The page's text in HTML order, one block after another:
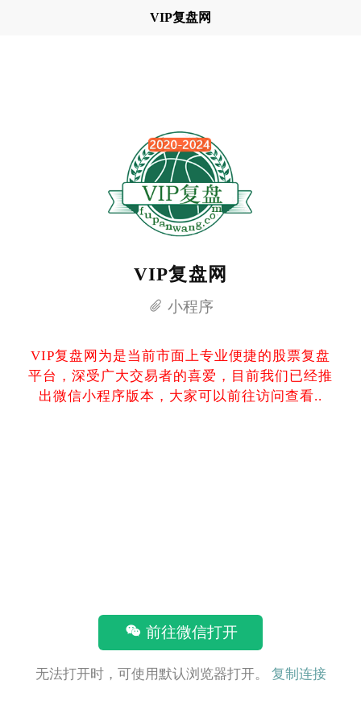
VIP复盘网
VIP复盘网
小程序
VIP复盘网为是当前市面上专业便捷的股票复盘
平台，深受广大交易者的喜爱，目前我们已经推
出微信小程序版本，大家可以前往访问查看..
前往微信打开
无法打开时，可使用默认浏览器打开。 复制连接